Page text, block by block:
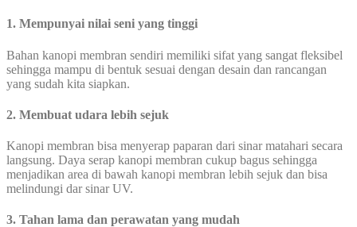
1. Mempunyai nilai seni yang tinggi
Bahan kanopi membran sendiri memiliki sifat yang sangat fleksibel
sehingga mampu di bentuk sesuai dengan desain dan rancangan
yang sudah kita siapkan.
2. Membuat udara lebih sejuk
Kanopi membran bisa menyerap paparan dari sinar matahari secara
langsung. Daya serap kanopi membran cukup bagus sehingga
menjadikan area di bawah kanopi membran lebih sejuk dan bisa
melindungi dar sinar UV.
3. Tahan lama dan perawatan yang mudah